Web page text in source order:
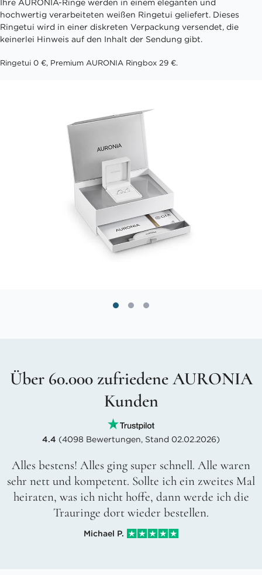
Ihre AURONIA-Ringe werden in einem eleganten und
hochwertig verarbeiteten weißen Ringetui geliefert. Dieses
Ringetui wird in einer diskreten Verpackung versendet, die
keinerlei Hinweis auf den Inhalt der Sendung gibt.
Ringetui 0 €, Premium AURONIA Ringbox 29 €.
Über 60.000 zufriedene AURONIA
Kunden
4.4 (4098 Bewertungen, Stand 02.02.2026)
Alles bestens! Alles ging super schnell. Alle waren
sehr nett und kompetent. Sollte ich ein zweites Mal
heiraten, was ich nicht hoffe, dann werde ich die
Trauringe dort wieder bestellen.
Michael P.